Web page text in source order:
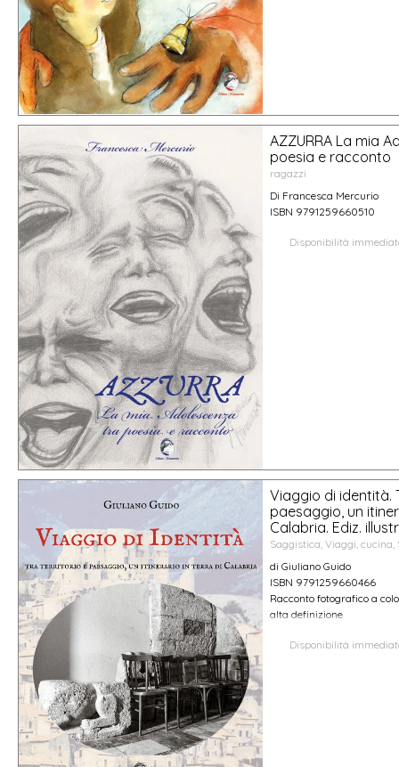
AZZURRA La mia
poesia e racconto
ragazzi
Di Francesca Mercurio
ISBN 9791259660510
Disponibilità
Viaggio di identità.
paesaggio, un
Calabria. Ediz.
Saggistica, Viaggi,
di Giuliano Guido
ISBN 9791259660466
Racconto fotografico a
alta definizione
Disponibilità